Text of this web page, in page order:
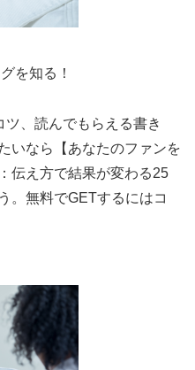
を知る！
ツ、読んでもらえる書き
いなら【あなたのファンを
伝え方で結果が変わる25
。無料でGETするにはコ